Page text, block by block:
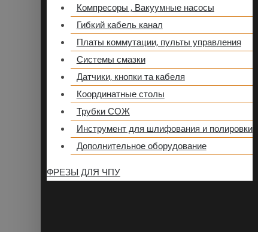
Компресоры , Вакуумные насосы
Гибкий кабель канал
Платы коммутации, пульты управления
Системы смазки
Датчики, кнопки та кабеля
Координатные столы
Трубки СОЖ
Инструмент для шлифования и полировки
Дополнительное оборудование
ФРЕЗЫ ДЛЯ ЧПУ